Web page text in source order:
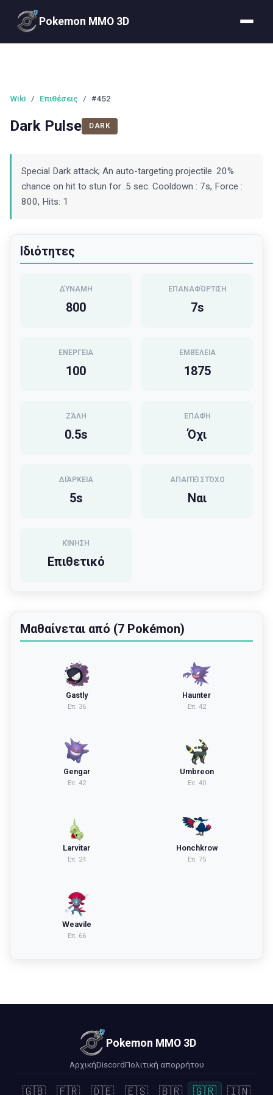
Pokemon MMO 3D
Wiki / Επιθέσεις / #452
Dark Pulse DARK
Special Dark attack; An auto-targeting projectile. 20%
chance on hit to stun for .5 sec. Cooldown : 7s, Force :
800, Hits: 1
Ιδιότητες
ΔΎΝΑΜΗ
800
ΕΠΑΝΑΦΌΡΤΙΣΗ
7s
ΕΝΈΡΓΕΙΑ
100
ΕΜΒΈΛΕΙΑ
1875
ΖΆΛΗ
0.5s
ΕΠΑΦΉ
Όχι
ΔΙΆΡΚΕΙΑ
5s
ΑΠΑΙΤΕΊ ΣΤΌΧΟ
Ναι
ΚΊΝΗΣΗ
Επιθετικό
Μαθαίνεται από (7 Pokémon)
Gastly
Επ. 36
Haunter
Επ. 42
Gengar
Επ. 42
Umbreon
Επ. 40
Larvitar
Επ. 24
Honchkrow
Επ. 75
Weavile
Επ. 66
Pokemon MMO 3D
ΑρχικήDiscordΠολιτική απορρήτου
🇬🇧 🇫🇷 🇩🇪 🇪🇸 🇧🇷 🇬🇷 🇮🇳